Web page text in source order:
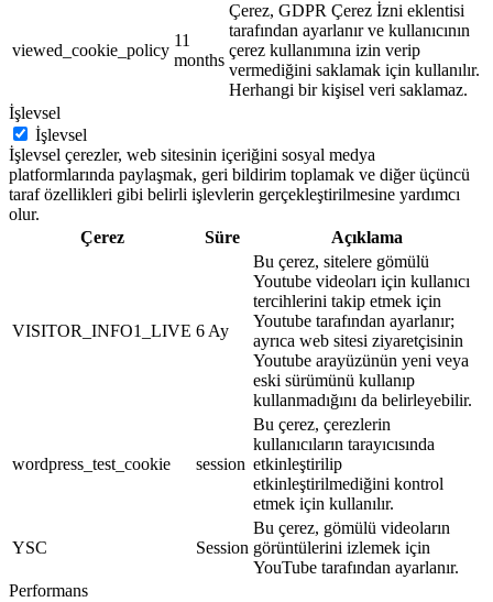
viewed_cookie_policy
11
months
Çerez, GDPR Çerez İzni eklentisi
tarafından ayarlanır ve kullanıcının
çerez kullanımına izin verip
vermediğini saklamak için kullanılır.
Herhangi bir kişisel veri saklamaz.
İşlevsel
İşlevsel
İşlevsel çerezler, web sitesinin içeriğini sosyal medya
platformlarında paylaşmak, geri bildirim toplamak ve diğer üçüncü
taraf özellikleri gibi belirli işlevlerin gerçekleştirilmesine yardımcı
olur.
Çerez
Süre Açıklama
VISITOR_INFO1_LIVE 6 Ay
Bu çerez, sitelere gömülü
Youtube videoları için kullanıcı
tercihlerini takip etmek için
Youtube tarafından ayarlanır;
ayrıca web sitesi ziyaretçisinin
Youtube arayüzünün yeni veya
eski sürümünü kullanıp
kullanmadığını da belirleyebilir.
wordpress_test_cookie session
Bu çerez, çerezlerin
kullanıcıların tarayıcısında
etkinleştirilip
etkinleştirilmediğini kontrol
etmek için kullanılır.
YSC Session
Bu çerez, gömülü videoların
görüntülerini izlemek için
YouTube tarafından ayarlanır.
Performans